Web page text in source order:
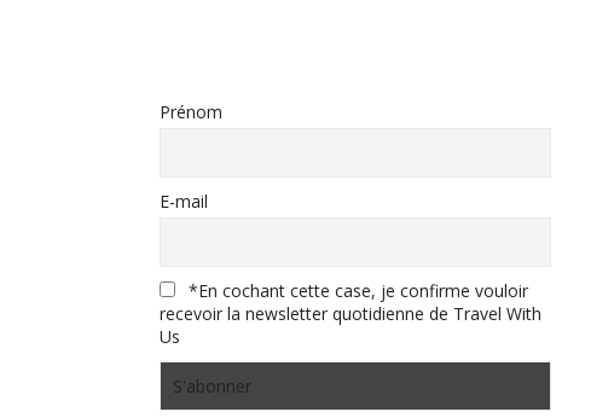
Prénom
E-mail
*En cochant cette case, je confirme vouloir
recevoir la newsletter quotidienne de Travel With
Us